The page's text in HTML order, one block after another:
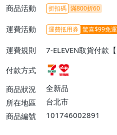
商品活動 折扣碼 滿800折60
運費活動 運費抵用券 驚喜$99免運
運費規則
7-ELEVEN取貨付款
貨付款【免運費】
付款方式
商品狀況
全新品
所在地區
台北市
商品編號
101746002891